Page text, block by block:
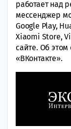
работает над
мессенджер
Google Play,
Xiaomi Store,
сайте. Об
«ВКонтакте».